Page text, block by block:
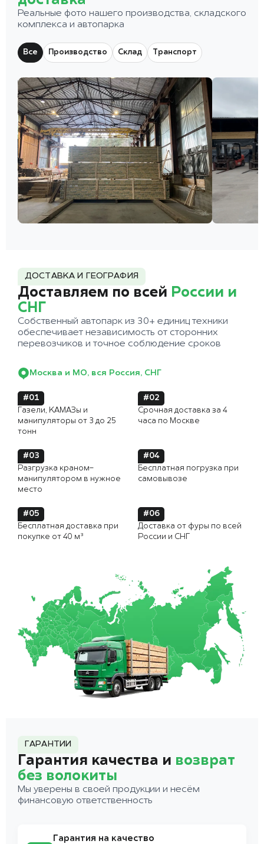
Реальные фото нашего производства, складского
комплекса и автопарка
Все Производство Склад Транспорт
ДОСТАВКА И ГЕОГРАФИЯ
Доставляем по всей России и
СНГ
Собственный автопарк из 30+ единиц техники
обеспечивает независимость от сторонних
перевозчиков и точное соблюдение сроков
Москва и МО, вся Россия, СНГ
#01
Газели, КАМАЗы и
манипуляторы от 3 до 25
тонн
#02
Срочная доставка за 4
часа по Москве
#03
Разгрузка краном-
манипулятором в нужное
место
#04
Бесплатная погрузка при
самовывозе
#05
Бесплатная доставка при
покупке от 40 м³
#06
Доставка от фуры по всей
России и СНГ
ГАРАНТИИ
Гарантия качества и возврат
без волокиты
Мы уверены в своей продукции и несём
финансовую ответственность
Гарантия на качество